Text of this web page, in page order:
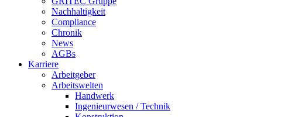
Nachhaltigkeit
Compliance
Chronik
News
AGBs
Karriere
Arbeitgeber
Arbeitswelten
Handwerk
Ingenieurwesen / Technik